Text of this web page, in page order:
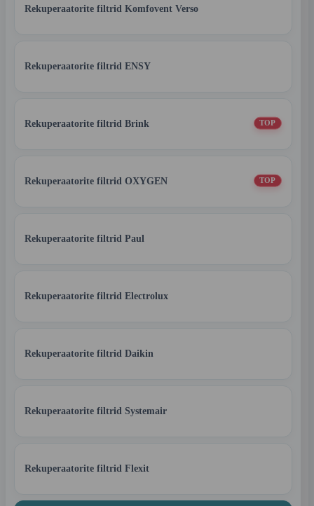
Rekuperaatorite filtrid Komfovent Verso
Rekuperaatorite filtrid ENSY
Rekuperaatorite filtrid Brink TOP
Rekuperaatorite filtrid OXYGEN TOP
Rekuperaatorite filtrid Paul
Rekuperaatorite filtrid Electrolux
Rekuperaatorite filtrid Daikin
Rekuperaatorite filtrid Systemair
Rekuperaatorite filtrid Flexit